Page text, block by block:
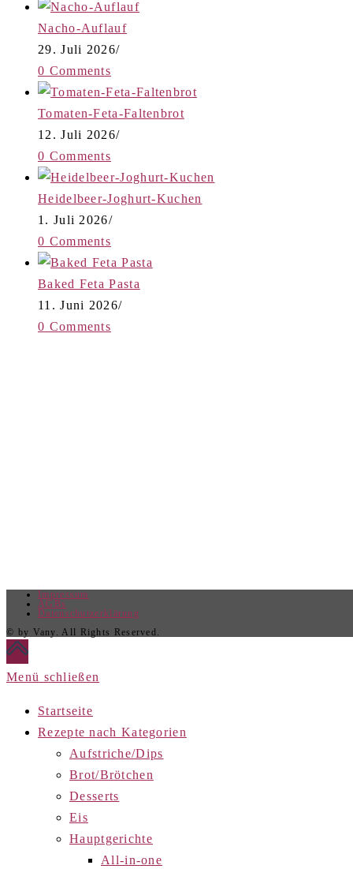
Nacho-Auflauf
29. Juli 2026/
0 Comments
Tomaten-Feta-Faltenbrot
12. Juli 2026/
0 Comments
Heidelbeer-Joghurt-Kuchen
1. Juli 2026/
0 Comments
Baked Feta Pasta
11. Juni 2026/
0 Comments
Impressum
AGBs
Datenschutzerklärung
© by Vany. All Rights Reserved.
Menü schließen
Startseite
Rezepte nach Kategorien
Aufstriche/Dips
Brot/Brötchen
Desserts
Eis
Hauptgerichte
All-in-one